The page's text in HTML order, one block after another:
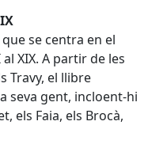
se centra en el
XIX. A partir de les
Travy, el llibre
seva gent, incloent-hi
els Faia, els Brocà,